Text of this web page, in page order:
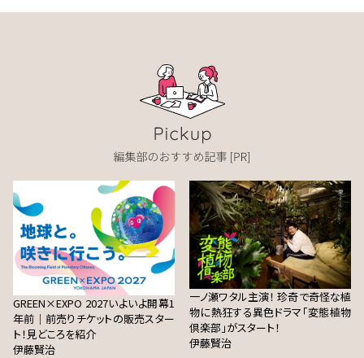
GREEN×EXPO 2027いよいよ開幕1
年前｜前売りチケットの販売スター
ト！見どころを紹介
伊藤賢治
一ノ瀬ワタル主演！ 珍奇で奇怪な植
物に熱狂する異色ドラマ「変態植物
倶楽部」がスタート！
伊藤賢治